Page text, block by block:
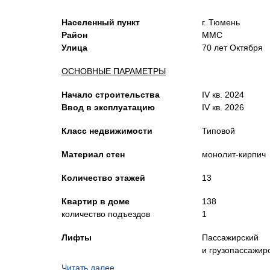
Населенный пункт
Район
Улица
ОСНОВНЫЕ ПАРАМЕТРЫ
Начало строительства
Ввод в эксплуатацию
Класс недвижимости
Материал стен
Количество этажей
Квартир в доме
количество подъездов
Лифты
г. Тюмень
ММС
70 лет Октября
IV кв. 2024
IV кв. 2026
Типовой
монолит-кирпич
13
138
1
Пассажирский
и
Читать далее…